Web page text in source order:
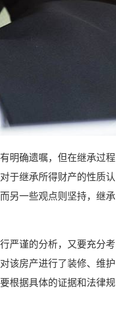
明确遗嘱，但在继承过程
于继承所得财产的性质认
另一些观点则坚持，继承
严谨的分析，又要充分考
该房产进行了装修、维护
根据具体的证据和法律规